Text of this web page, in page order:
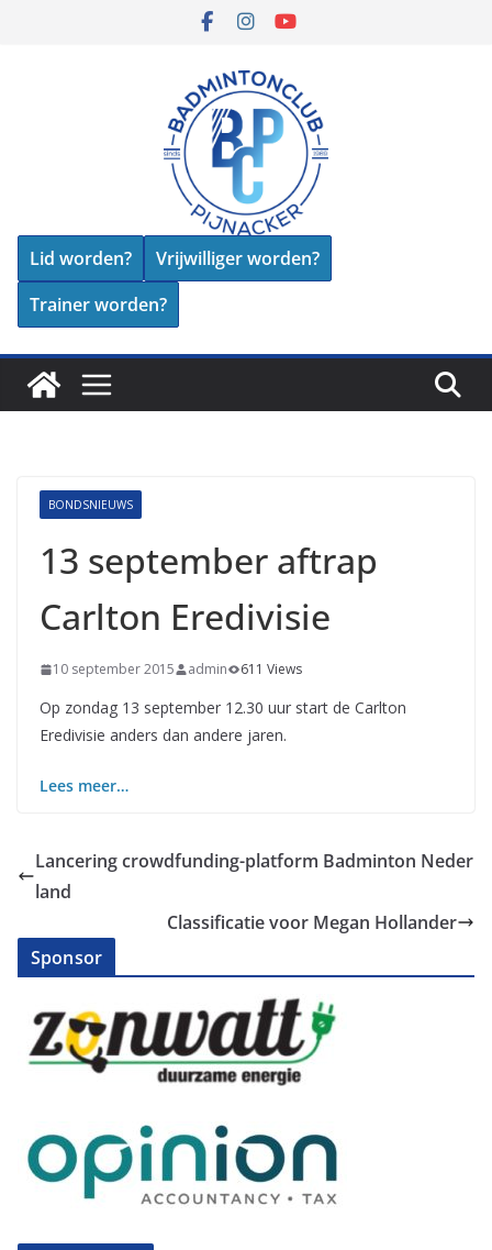
Lid worden?
Vrijwilliger worden?
Trainer worden?
BONDSNIEUWS
13 september aftrap
Carlton Eredivisie
10 september 2015 admin 611 Views
Op zondag 13 september 12.30 uur start de Carlton
Eredivisie anders dan andere jaren.
Lees meer…
Lancering crowdfunding-platform Badminton Neder
land
Classificatie voor Megan Hollander
Sponsor